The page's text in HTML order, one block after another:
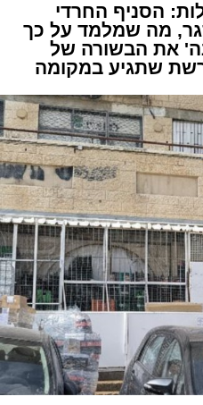
הסניף החרדי
מה שמלמד על כך
את הבשורה של
שתגיע במקומה